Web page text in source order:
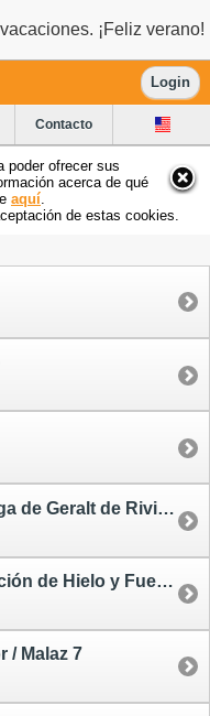
¡Feliz verano!
Login
Contacto
poder ofrecer sus
acerca de qué
aquí
de estas cookies.
La Dama del Lago / La Saga de Geralt de Rivia 7
Danza de Dragones / Canción de Hielo y Fuego 5
/ Malaz 7